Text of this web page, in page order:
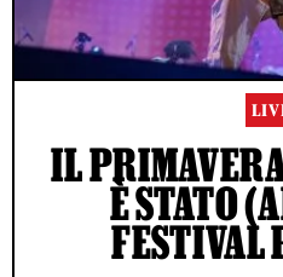
IL
È STATO
FESTIVAL